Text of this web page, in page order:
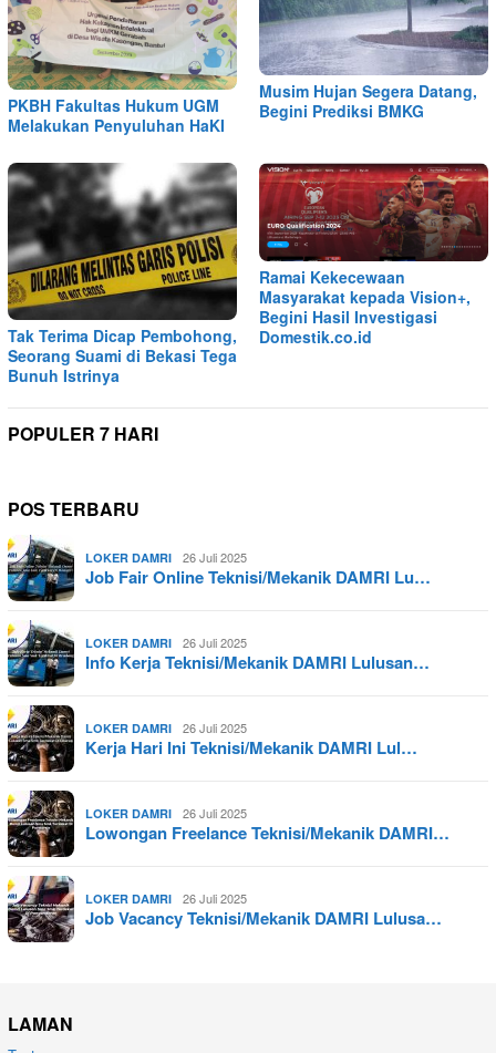
PKBH Fakultas Hukum UGM
Melakukan Penyuluhan HaKI
Musim Hujan Segera Datang,
Begini Prediksi BMKG
Tak Terima Dicap Pembohong,
Seorang Suami di Bekasi Tega
Bunuh Istrinya
Ramai Kekecewaan
Masyarakat kepada Vision+,
Begini Hasil Investigasi
Domestik.co.id
POPULER 7 HARI
POS TERBARU
LOKER DAMRI 26 Juli 2025
Job Fair Online Teknisi/Mekanik DAMRI Lu…
LOKER DAMRI 26 Juli 2025
Info Kerja Teknisi/Mekanik DAMRI Lulusan…
LOKER DAMRI 26 Juli 2025
Kerja Hari Ini Teknisi/Mekanik DAMRI Lul…
LOKER DAMRI 26 Juli 2025
Lowongan Freelance Teknisi/Mekanik DAMRI…
LOKER DAMRI 26 Juli 2025
Job Vacancy Teknisi/Mekanik DAMRI Lulusa…
LAMAN